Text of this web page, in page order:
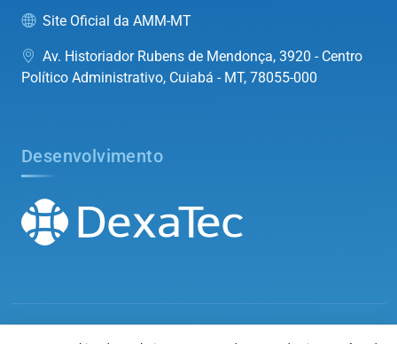
Site Oficial da AMM-MT
Av. Historiador Rubens de Mendonça, 3920 - Centro
Político Administrativo, Cuiabá - MT, 78055-000
Desenvolvimento